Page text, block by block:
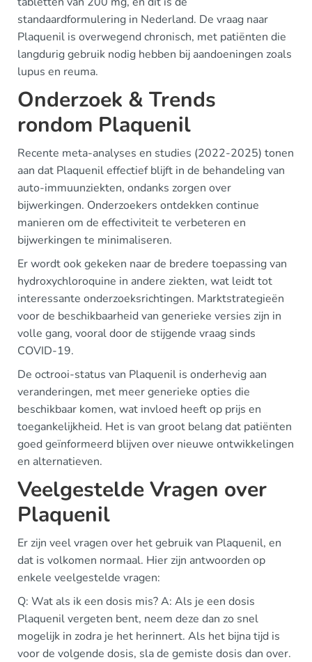
standaardformulering in Nederland. De vraag naar
Plaquenil is overwegend chronisch, met patiënten die
langdurig gebruik nodig hebben bij aandoeningen zoals
lupus en reuma.
Onderzoek & Trends
rondom Plaquenil
Recente meta-analyses en studies (2022-2025) tonen
aan dat Plaquenil effectief blijft in de behandeling van
auto-immuunziekten, ondanks zorgen over
bijwerkingen. Onderzoekers ontdekken continue
manieren om de effectiviteit te verbeteren en
bijwerkingen te minimaliseren.
Er wordt ook gekeken naar de bredere toepassing van
hydroxychloroquine in andere ziekten, wat leidt tot
interessante onderzoeksrichtingen. Marktstrategieën
voor de beschikbaarheid van generieke versies zijn in
volle gang, vooral door de stijgende vraag sinds
COVID-19.
De octrooi-status van Plaquenil is onderhevig aan
veranderingen, met meer generieke opties die
beschikbaar komen, wat invloed heeft op prijs en
toegankelijkheid. Het is van groot belang dat patiënten
goed geïnformeerd blijven over nieuwe ontwikkelingen
en alternatieven.
Veelgestelde Vragen over
Plaquenil
Er zijn veel vragen over het gebruik van Plaquenil, en
dat is volkomen normaal. Hier zijn antwoorden op
enkele veelgestelde vragen:
Q: Wat als ik een dosis mis? A: Als je een dosis
Plaquenil vergeten bent, neem deze dan zo snel
mogelijk in zodra je het herinnert. Als het bijna tijd is
voor de volgende dosis, sla de gemiste dosis dan over.